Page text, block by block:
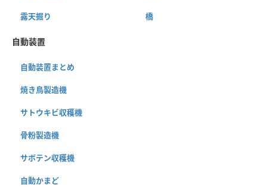
露天掘り 橋
自動装置
自動装置まとめ
焼き鳥製造機
サトウキビ収穫機
骨粉製造機
サボテン収穫機
自動かまど